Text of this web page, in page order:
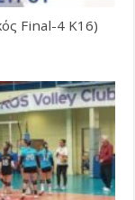
Final-4 K16)